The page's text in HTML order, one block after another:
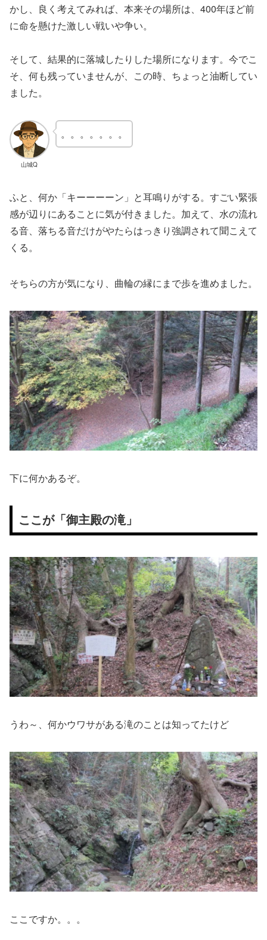
かし、良く考えてみれば、本来その場所は、400年ほど前
に命を懸けた激しい戦いや争い。
そして、結果的に落城したりした場所になります。今でこ
そ、何も残っていませんが、この時、ちょっと油断してい
ました。
山城Q
。。。。。。。
ふと、何か「キーーーーン」と耳鳴りがする。すごい緊張
感が辺りにあることに気が付きました。加えて、水の流れ
る音、落ちる音だけがやたらはっきり強調されて聞こえて
くる。
そちらの方が気になり、曲輪の縁にまで歩を進めました。
下に何かあるぞ。
ここが「御主殿の滝」
うわ～、何かウワサがある滝のことは知ってたけど
ここですか。。。